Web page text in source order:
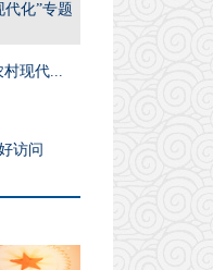
化”专题
村现代...
访问